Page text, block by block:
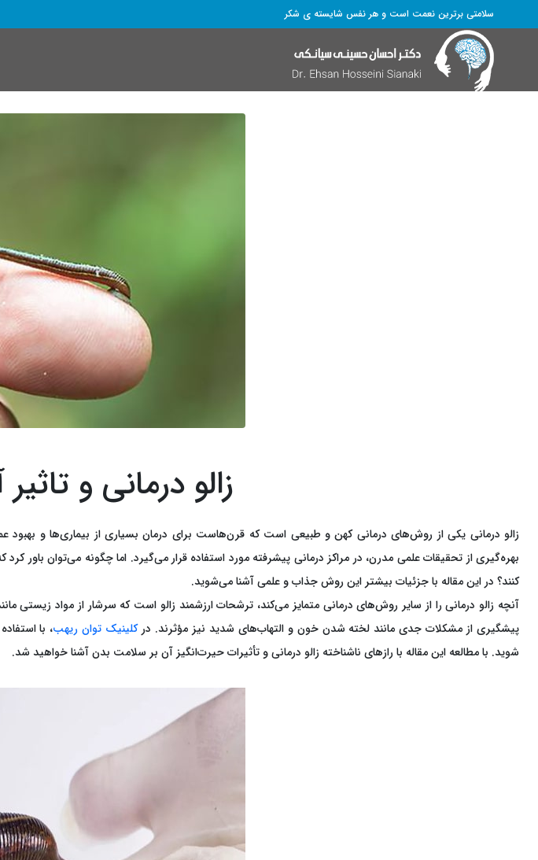
سلامتی برترین نعمت است و هر نفس شایسته­ ی شکر
زالو درمانی و
زالو درمانی یکی از روش‌های درمانی کهن و طبیعی است که قرن‌هاست برای درمان بسیاری از بیماری‌ها و بهبود
بهره‌گیری از تحقیقات علمی مدرن، در مراکز درمانی پیشرفته مورد استفاده قرار می‌گیرد. اما چگونه می‌توان
کنند؟ در این مقاله با جزئیات بیشتر این روش جذاب و علمی آشنا می‌شوید.
آنچه زالو درمانی را از سایر روش‌های درمانی متمایز می‌کند، ترشحات ارزشمند زالو است که سرشار از مواد
پیشگیری از مشکلات جدی مانند لخته شدن خون و التهاب‌های شدید نیز مؤثرند. درکلینیک توان ریهب، با
شوید. با مطالعه این مقاله با رازهای ناشناخته زالو درمانی و تأثیرات حیرت‌انگیز آن بر سلامت بدن آشنا خواهید شد.